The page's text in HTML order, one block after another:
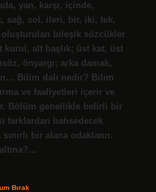
yan, karşı, içinde,
sağ, sol, ileri, bir, iki, tek,
bileşik sözcükler
kurul, alt başlık; üst kat, üst
önyargı; arka damak,
Bilim dalı nedir? Bilim
ve faaliyetleri içerir ve
Bölüm genellikle belirli bir
farklardan bahsedecek
bir alana odaklanır.
Bırak